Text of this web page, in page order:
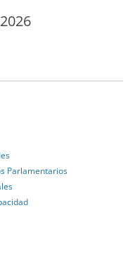
Parlamentarios